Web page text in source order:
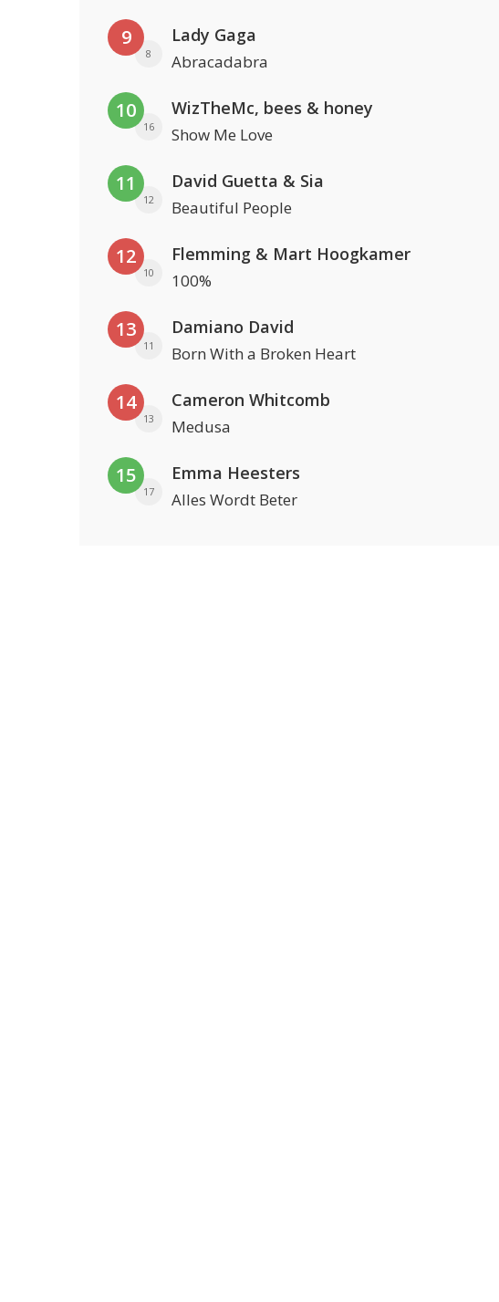
9
8
Lady Gaga
Abracadabra
10
16
WizTheMc, bees & honey
Show Me Love
11
12
David Guetta & Sia
Beautiful People
12
10
Flemming & Mart Hoogkamer
100%
13
11
Damiano David
Born With a Broken Heart
14
13
Cameron Whitcomb
Medusa
15
17
Emma Heesters
Alles Wordt Beter